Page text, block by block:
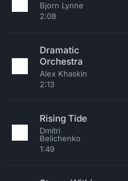
Bjorn Lynne
2:08
Dramatic
Orchestra
Alex Khaskin
2:13
Rising Tide
Dmitri
Belichenko
1:49